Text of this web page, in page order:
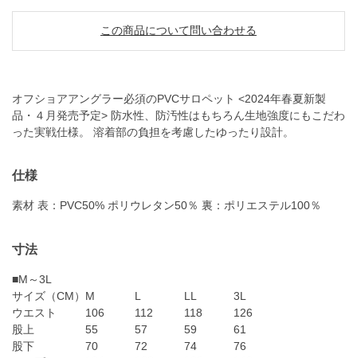
この商品について問い合わせる
オフショアアングラー必須のPVCサロペット <2024年春夏新製
品・４月発売予定> 防水性、防汚性はもちろん生地強度にもこだわ
った実戦仕様。 溶着部の負担を考慮したゆったり設計。
仕様
素材 表：PVC50% ポリウレタン50％ 裏：ポリエステル100％
寸法
■M～3L
サイズ（CM） M L LL
3L
ウエスト
106 112 118
126
股上
55 57 59
61
股下
70 72 74
76